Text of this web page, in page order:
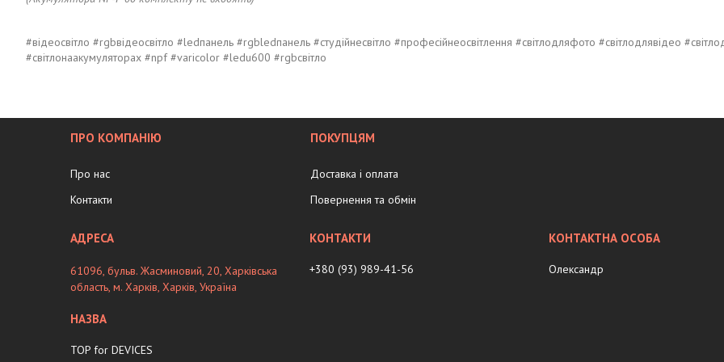
#відеосвітло #rgbвідеосвітло #ledпанель #rgbledпанель #студійнесвітло #професійнеосвітлення #світлодляфото #світлодлявідео
#світлонаакумуляторах #npf #varicolor #ledu600 #rgbсвітло
ПРО КОМПАНІЮ
Про нас
Контакти
ПОКУПЦЯМ
Доставка і оплата
Повернення та обмін
61096, бульв. Жасминовий, 20, Харківська
область, м. Харків, Харків, Україна
TOP for DEVICES
+380 (93) 989-41-56 Олександр